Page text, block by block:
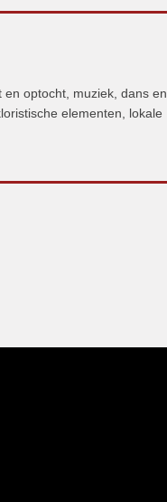
optocht, muziek, dans en
elementen, lokale